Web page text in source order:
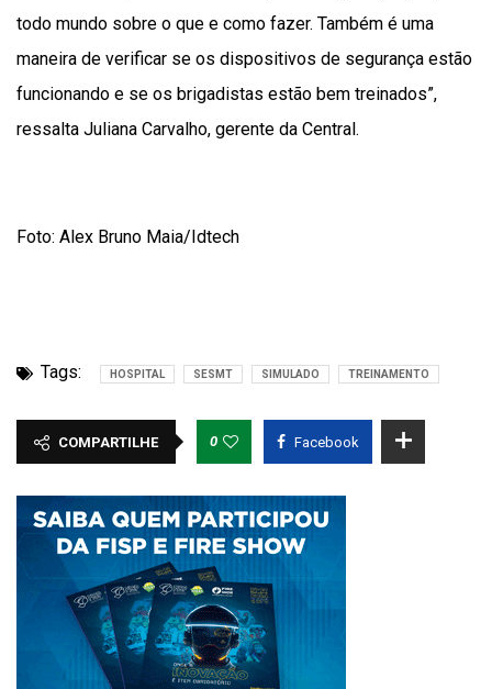
todo mundo sobre o que e como fazer. Também é uma
maneira de verificar se os dispositivos de segurança estão
funcionando e se os brigadistas estão bem treinados”,
ressalta Juliana Carvalho, gerente da Central.
Foto: Alex Bruno Maia/Idtech
Tags: HOSPITAL SESMT SIMULADO TREINAMENTO
COMPARTILHE 0 Facebook